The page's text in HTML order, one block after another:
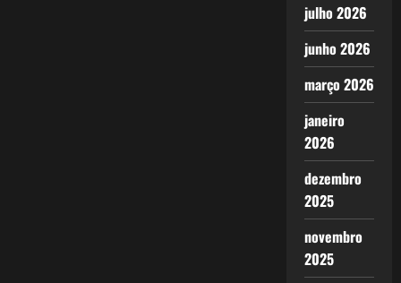
julho 2026
junho 2026
março 2026
janeiro
2026
dezembro
2025
novembro
2025